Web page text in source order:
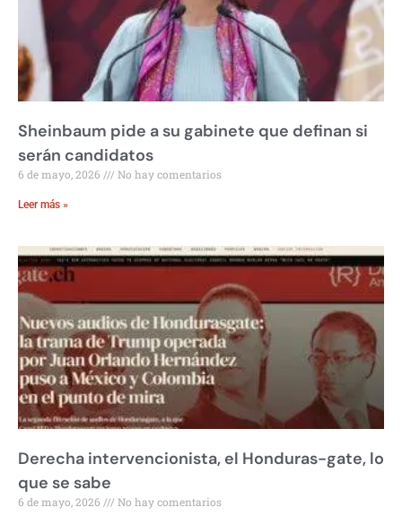
Sheinbaum pide a su gabinete que definan si
serán candidatos
6 de mayo, 2026 No hay comentarios
Leer más »
Derecha intervencionista, el Honduras-gate, lo
que se sabe
6 de mayo, 2026 No hay comentarios